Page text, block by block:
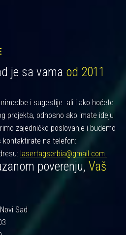
je sa vama od 2011
i sugestije. ali i ako hoćete
projekta, odnosno ako imate ideju
zajedničko poslovanje i budemo
kontaktirate na telefon:
lasertagserbia@gmail.com.
poverenju, Vaš
Sad